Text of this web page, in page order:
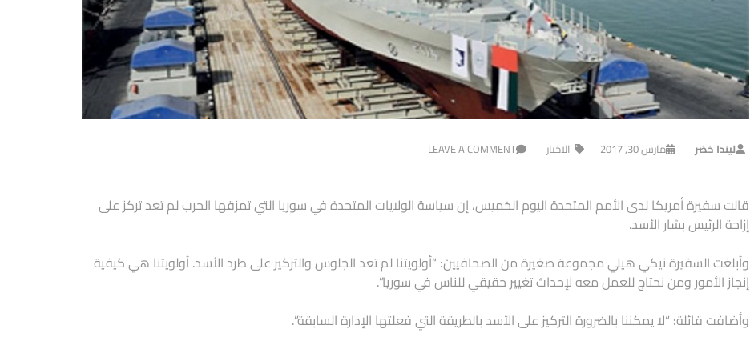
ليندا خضر مارس 30, 2017 الاخبار LEAVE A COMMENT
قالت سفيرة أمريكا لدى الأمم المتحدة اليوم الخميس، إن سياسة الولايات المتحدة في سوريا التي تمزقها الحرب لم تعد تركز على
إزاحة الرئيس بشار الأسد.
وأبلغت السفيرة نيكي هيلي مجموعة صغيرة من الصحافيين: “أولويتنا لم تعد الجلوس والتركيز على طرد الأسد. أولويتنا هي كيفية
إنجاز الأمور ومن نحتاج للعمل معه لإحداث تغيير حقيقي للناس في سوريا”.
وأضافت قائلة: “لا يمكننا بالضرورة التركيز على الأسد بالطريقة التي فعلتها الإدارة السابقة”.